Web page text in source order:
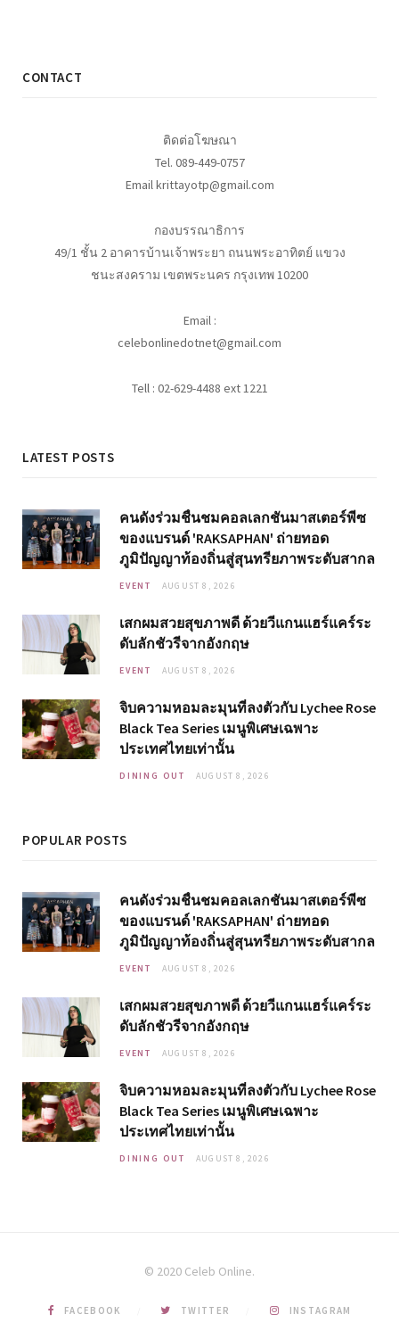
CONTACT
ติดต่อโฆษณา
Tel. 089-449-0757
Email krittayotp@gmail.com
กองบรรณาธิการ
49/1 ชั้น 2 อาคารบ้านเจ้าพระยา ถนนพระอาทิตย์ แขวง
ชนะสงคราม เขตพระนคร กรุงเทพ 10200
Email :
celebonlinedotnet@gmail.com
Tell : 02-629-4488 ext 1221
LATEST POSTS
คนดังร่วมชื่นชมคอลเลกชันมาสเตอร์พีซ
ของแบรนด์ 'RAKSAPHAN' ถ่ายทอด
ภูมิปัญญาท้องถิ่นสู่สุนทรียภาพระดับสากล
EVENT AUGUST 8, 2026
เสกผมสวยสุขภาพดี ด้วยวีแกนแฮร์แคร์ระ
ดับลักชัวรีจากอังกฤษ
EVENT AUGUST 8, 2026
จิบความหอมละมุนที่ลงตัวกับ Lychee Rose
Black Tea Series เมนูพิเศษเฉพาะ
ประเทศไทยเท่านั้น
DINING OUT AUGUST 8, 2026
POPULAR POSTS
คนดังร่วมชื่นชมคอลเลกชันมาสเตอร์พีซ
ของแบรนด์ 'RAKSAPHAN' ถ่ายทอด
ภูมิปัญญาท้องถิ่นสู่สุนทรียภาพระดับสากล
EVENT AUGUST 8, 2026
เสกผมสวยสุขภาพดี ด้วยวีแกนแฮร์แคร์ระ
ดับลักชัวรีจากอังกฤษ
EVENT AUGUST 8, 2026
จิบความหอมละมุนที่ลงตัวกับ Lychee Rose
Black Tea Series เมนูพิเศษเฉพาะ
ประเทศไทยเท่านั้น
DINING OUT AUGUST 8, 2026
© 2020 Celeb Online.
FACEBOOK TWITTER INSTAGRAM